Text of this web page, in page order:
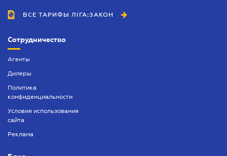
ВСЕ ТАРИФЫ ЛІГА:ЗАКОН
Сотрудничество
Агенты
Дилеры
Политика
конфиденциальности
Условия использования
сайта
Реклама